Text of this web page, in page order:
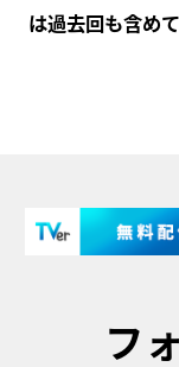
は過去回も含め
フ